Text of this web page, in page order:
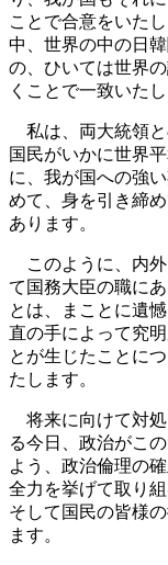
ことで合意をいた
中、世界の中の日
の、ひいては世界
くことで一致いたし
私は、両大統領と
国民がいかに世界
に、我が国への強
めて、身を引き締
あります。
このように、内外
て国務大臣の職に
とは、まことに遺
直の手によって究
とが生じたことに
たします。
将来に向けて対処
る今日、政治がこ
よう、政治倫理の
全力を挙げて取り
そして国民の皆様
ます。